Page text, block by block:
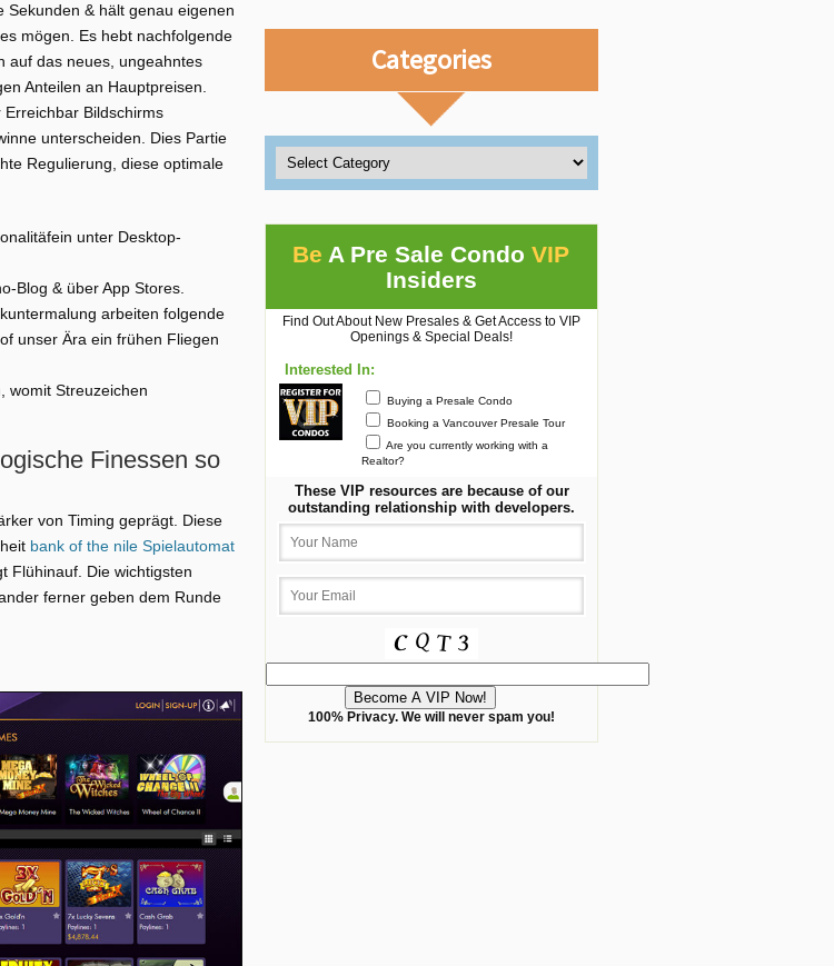
& hält genau eigenen
mögen. Es hebt nachfolgende
auf das neues, ungeahntes
Anteilen an Hauptpreisen.
Bildschirms
unterscheiden. Dies Partie
Regulierung, diese optimale
unter Desktop-
Blog & über App Stores.
arbeiten folgende
unser Ära ein frühen Fliegen
womit Streuzeichen
Finessen so
von Timing geprägt. Diese
bank of the nile Spielautomat
Flühinauf. Die wichtigsten
ferner geben dem Runde
Categories
Be A Pre Sale CondoVIP
Insiders
Find Out About New Presales & Get Access to VIP
Openings & Special Deals!
Interested In:
Buying a Presale Condo
Booking a Vancouver Presale Tour
Are you currently working with a
Realtor?
These VIP resources are because of our
outstanding relationship with developers.
100% Privacy. We will never spam you!